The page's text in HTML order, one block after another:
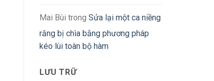
Mai Bùi trong Sửa lại một ca niềng
răng bị chìa bằng phương pháp
kéo lùi toàn bộ hàm
LƯU TRỮ